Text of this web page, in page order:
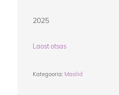
2025
Laost otsas
Kategooria: Maalid